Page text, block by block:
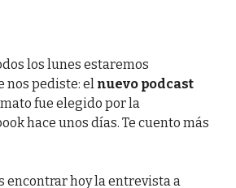
los lunes estaremos
nos pediste: el nuevo podcast
fue elegido por la
hace unos días. Te cuento más
encontrar hoy la entrevista a